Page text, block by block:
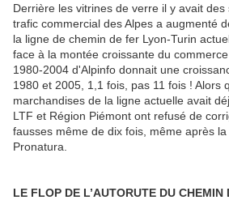
Derrière les vitrines de verre il y avait
trafic commercial des Alpes a augmenté
la ligne de chemin de fer Lyon-Turin
face à la montée croissante du
1980-2004 d'Alpinfo donnait une
1980 et 2005, 1,1 fois, pas 11 fois ! Alors
marchandises de la ligne actuelle avait
LTF et Région Piémont ont refusé de
fausses même de dix fois, même après
Pronatura.
LE FLOP DE L’AUTORUTE DU CHEMIN